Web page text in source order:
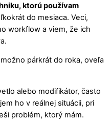
ktorú používam
do mesiaca. Veci,
workflow a viem, že ich
párkrát do roka, oveľa
alebo modifikátor, často
ho v reálnej situácii, pri
problém, ktorý mám.